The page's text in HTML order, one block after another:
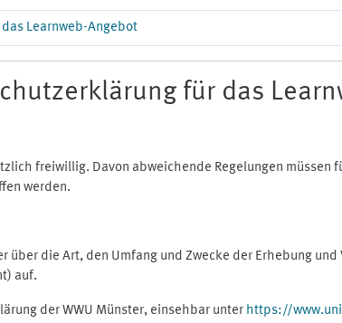
Learnweb-Angebot
für das
freiwillig. Davon abweichende Regelungen
werden.
über die Art, den Umfang und Zwecke der Erhebung
auf.
der WWU Münster, einsehbar unter https://